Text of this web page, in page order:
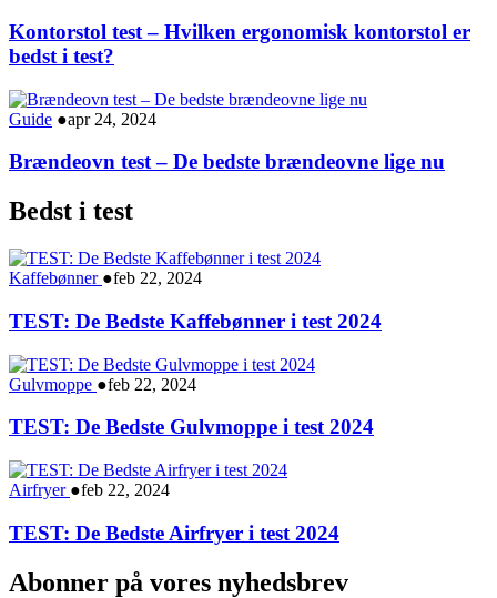
Kontorstol test – Hvilken ergonomisk kontorstol er
bedst i test?
Guide ●apr 24, 2024
Brændeovn test – De bedste brændeovne lige nu
Bedst i test
Kaffebønner ●feb 22, 2024
TEST: De Bedste Kaffebønner i test 2024
Gulvmoppe ●feb 22, 2024
TEST: De Bedste Gulvmoppe i test 2024
Airfryer ●feb 22, 2024
TEST: De Bedste Airfryer i test 2024
Abonner på vores nyhedsbrev